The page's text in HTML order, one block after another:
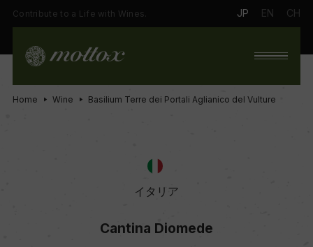
Contribute to a Life with Wines. JP EN CH
Home Wine Basilium Terre dei Portali Aglianico del Vulture
イタリア
Cantina Diomede